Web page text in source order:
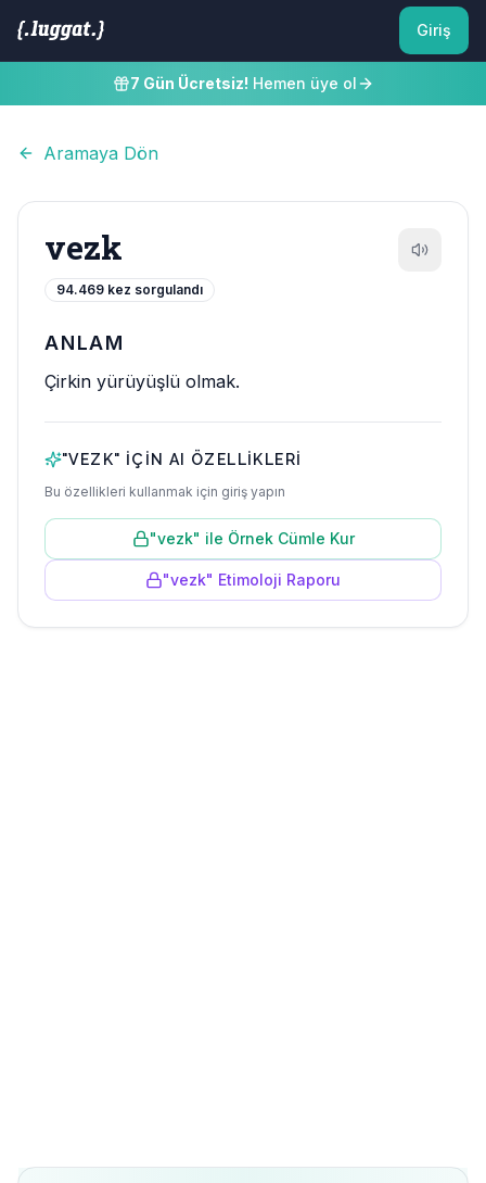
Giriş
7 Gün Ücretsiz! Hemen üye ol
Aramaya Dön
vezk
94.469 kez sorgulandı
ANLAM
Çirkin yürüyüşlü olmak.
"VEZK" IÇIN AI ÖZELLIKLERI
Bu özellikleri kullanmak için giriş yapın
"vezk" ile Örnek Cümle Kur
"vezk" Etimoloji Raporu